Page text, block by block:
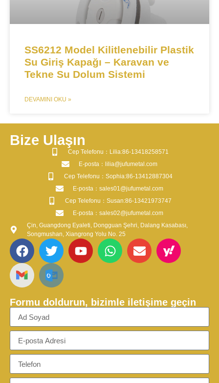
SS6212 Model Kilitlenebilir Plastik
Su Giriş Kapağı – Karavan ve
Tekne Su Dolum Sistemi
DEVAMINI OKU »
Bize Ulaşın
​Cep Telefonu：Lilia:86-13418258571
​E-posta​：lilia@jufumetal.com
​Cep Telefonu：Sophia:86-13412887304
​E-posta​：sales01@jufumetal.com
​Cep Telefonu：Susan:86-13421973747
​E-posta​：sales02@jufumetal.com
Çin, Guangdong Eyaleti, Dongguan Şehri, Dalang Kasabası,
Songmushan, Xiangrong Yolu No. 25
Formu doldurun, bizimle iletişime geçin